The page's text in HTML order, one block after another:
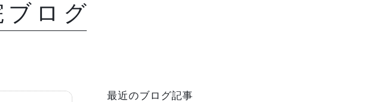
ブログ
最近のブログ記事